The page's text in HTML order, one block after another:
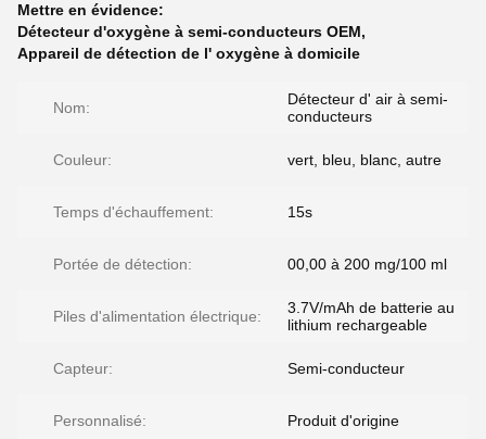
Mettre en évidence:
Détecteur d'oxygène à semi-conducteurs OEM,
Appareil de détection de l' oxygène à domicile
Nom:
Détecteur d' air à semi-
conducteurs
Couleur: vert, bleu, blanc, autre
Temps d'échauffement: 15s
Portée de détection: 00,00 à 200 mg/100 ml
Piles d'alimentation électrique:
3.7V/mAh de batterie au
lithium rechargeable
Capteur: Semi-conducteur
Personnalisé: Produit d'origine